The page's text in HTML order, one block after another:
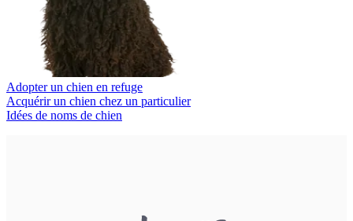
Adopter un chien en refuge
Acquérir un chien chez un particulier
Idées de noms de chien